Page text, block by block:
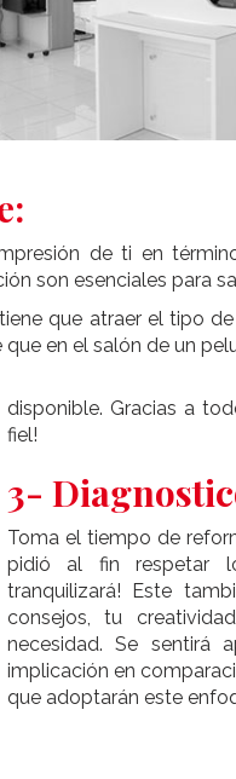
de ti en
son esenciales para
que atraer el tipo de
en el salón de un
disponible. Gracias a
fiel!
3-
Toma el tiempo de
pidió al fin respetar
tranquilizará! Este
consejos, tu
necesidad. Se sentirá
implicación en
que adoptarán este